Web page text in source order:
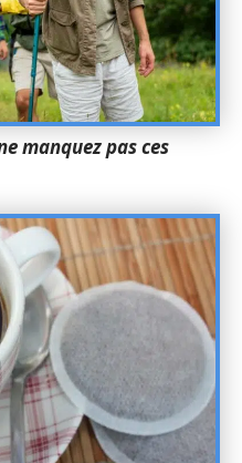
manquez pas ces